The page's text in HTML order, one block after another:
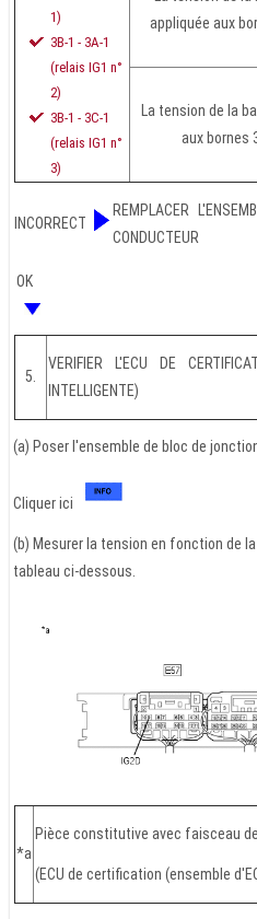
1)
3B-1 - 3A-1
(relais IG1 n°
2)
3B-1 - 3C-1
(relais IG1 n°
3)
appliquée aux
La tension de la
aux bornes
INCORRECT
REMPLACER
CONDUCTEUR
OK
5.
VERIFIER L'ECU DE
INTELLIGENTE)
(a) Poser l'ensemble de bloc de
Cliquer ici
(b) Mesurer la tension en fonction de
tableau ci-dessous.
*a
Pièce constitutive avec faisceau
(ECU de certification (ensemble